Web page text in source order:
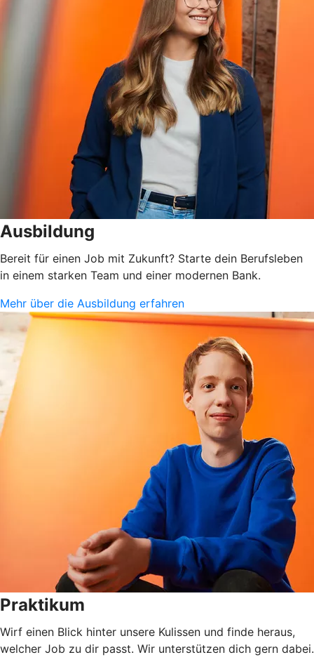
Ausbildung
Bereit für einen Job mit Zukunft? Starte dein Berufsleben
in einem starken Team und einer modernen Bank.
Mehr über die Ausbildung erfahren
Praktikum
Wirf einen Blick hinter unsere Kulissen und finde heraus,
welcher Job zu dir passt. Wir unterstützen dich gern dabei.